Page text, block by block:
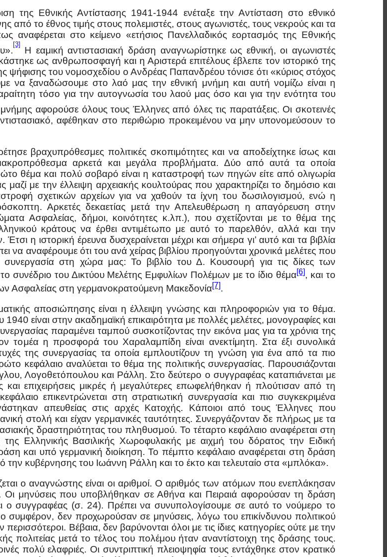
της Εθνικής Αντίστασης 1941-1944 ενέταξε την Αντίσταση στο εθνικό
από το έθνος τιμής στους πολεμιστές, στους αγωνιστές, τους νεκρούς και τα
αναφέρεται στο κείμενο «ετήσιος Πανελλαδικός εορτασμός της Εθνικής
[3]
Η εαμική αντιστασιακή δράση αναγνωρίστηκε ως εθνική, οι αγωνιστές
ως ανθρωποσφαγή και η Αριστερά επιτέλους έβλεπε τον ιστορικό της
του νομοσχεδίου ο Ανδρέας Παπανδρέου τόνισε ότι «κύριος στόχος
να ξαναδώσουμε στο λαό μας την εθνική μνήμη και αυτή νομίζω είναι η
τόσο για την αυτογνωσία του λαού μας όσο και για την ενότητα του
αφορούσε όλους τους Έλληνες από όλες τις παρατάξεις. Οι σκοτεινές
αφέθηκαν στο περιθώριο προκειμένου να μην υπονομεύσουν το
βραχυπρόθεσμες πολιτικές σκοπιμότητες και να αποδείχτηκε ίσως και
αρκετά και μεγάλα προβλήματα. Δύο από αυτά τα οποία
θέμα και πολύ σοβαρό είναι η καταστροφή των πηγών είτε από ολιγωρία
με την έλλειψη αρχειακής κουλτούρας που χαρακτηρίζει το δημόσιο και
σχετικών αρχείων για να χαθούν τα ίχνη του δωσιλογισμού, ενώ η
Αρκετές δεκαετίας μετά την Απελευθέρωση η απαγόρευση στην
Ασφαλείας, δήμοι, κοινότητες κ.λπ.), που σχετίζονται με το θέμα της
κράτους να έρθει αντιμέτωπο με αυτό το παρελθόν, αλλά και την
η ιστορική έρευνα δυσχεραίνεται μέχρι και σήμερα γι’ αυτό και τα βιβλία
να αναφέρουμε ότι του ανά χείρας βιβλίου προηγούνται χρονικά μελέτες που
συνεργασία στη χώρα μας: Το βιβλίο του Δ. Κουσουρή για τις δίκες των
συνέδριο του Δικτύου Μελέτης Εμφυλίων Πολέμων με το ίδιο θέμα[6], και το
Ασφαλείας στη γερμανοκρατούμενη Μακεδονία[7].
αποσιώπησης είναι η έλλειψη γνώσης και πληροφοριών για το θέμα.
είναι στην ακαδημαϊκή επικαιρότητα με πολλές μελέτες, μονογραφίες και
παραμένει ταμπού συσκοτίζοντας την εικόνα μας για τα χρόνια της
τομέα η προσφορά του Χαραλαμπίδη είναι ανεκτίμητη. Στα έξι συνολικά
της συνεργασίας τα οποία εμπλουτίζουν τη γνώση για ένα από τα πιο
κεφάλαιο αναλύεται το θέμα της πολιτικής συνεργασίας. Παρουσιάζονται
Λογοθετόπουλου και Ράλλη. Στο δεύτερο ο συγγραφέας καταπιάνεται με
επιχειρήσεις μικρές ή μεγαλύτερες επωφελήθηκαν ή πλούτισαν από τη
επικεντρώνεται στη στρατιωτική συνεργασία και πιο συγκεκριμένα
απευθείας στις αρχές Κατοχής. Κάποιοι από τους Έλληνες που
στολή και είχαν γερμανικές ταυτότητες. Συνεργάζονταν δε πλήρως με τα
δραστηριότητας του πληθυσμού. Το τέταρτο κεφάλαιο αναφέρεται στη
Ελληνικής Βασιλικής Χωροφυλακής με αιχμή του δόρατος την Ειδική
και υπό γερμανική διοίκηση. Το πέμπτο κεφάλαιο αναφέρεται στη δράση
κυβέρνησης του Ιωάννη Ράλλη και το έκτο και τελευταίο στα «μπλόκα».
ο αναγνώστης είναι οι αριθμοί. Ο αριθμός των ατόμων που ενεπλάκησαν
Οι μηνύσεις που υποβλήθηκαν σε Αθήνα και Πειραιά αφορούσαν τη δράση
συγγραφέας (σ. 24). Πρέπει να συνυπολογίσουμε σε αυτό το νούμερο το
συμφέρον, δεν προχωρούσαν σε μηνύσεις, λόγω του επικίνδυνου πολιτικού
Βέβαια, δεν βαρύνονται όλοι με τις ίδιες κατηγορίες ούτε με την
πολιτείας μετά το τέλος του πολέμου ήταν αναντίστοιχη της δράσης τους.
πολύ ελαφριές. Οι συντριπτική πλειοψηφία τους εντάχθηκε στον κρατικό